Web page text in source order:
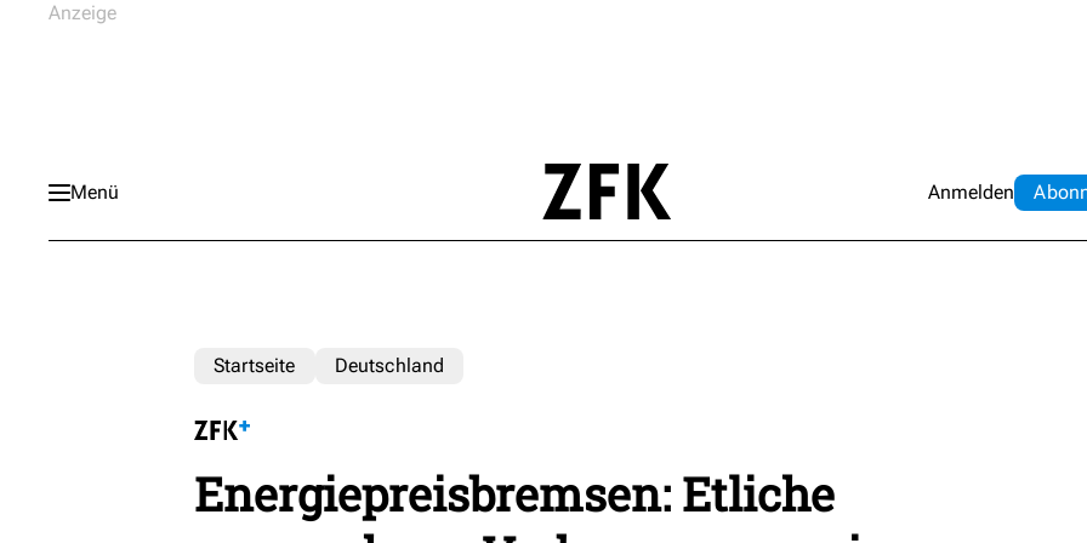
Menü Anmelden Abo
Startseite Deutschland
Energiepreisbremsen: Etliche